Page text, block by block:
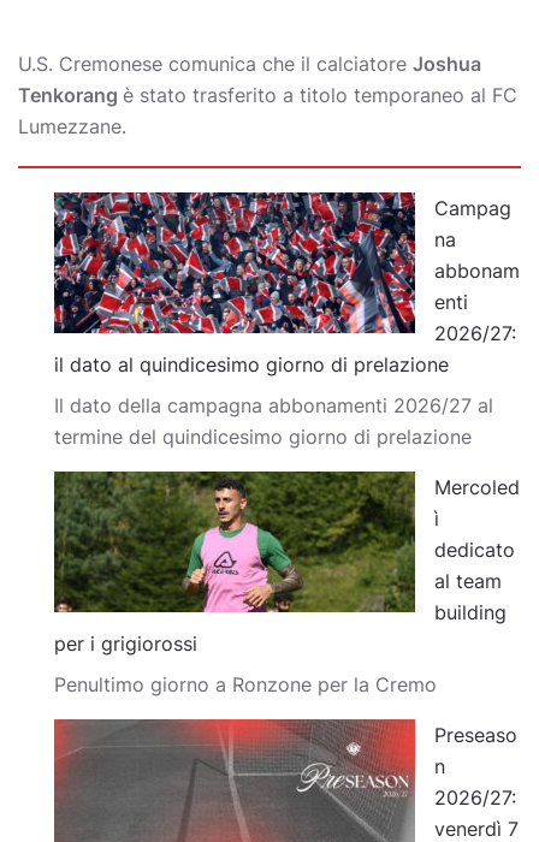
U.S. Cremonese comunica che il calciatore Joshua
Tenkorang è stato trasferito a titolo temporaneo al FC
Lumezzane.
Campag
na
abbonam
enti
2026/27:
il dato al quindicesimo giorno di prelazione
Il dato della campagna abbonamenti 2026/27 al
termine del quindicesimo giorno di prelazione
Mercoled
ì
dedicato
al team
building
per i grigiorossi
Penultimo giorno a Ronzone per la Cremo
Preseaso
n
2026/27:
venerdì 7